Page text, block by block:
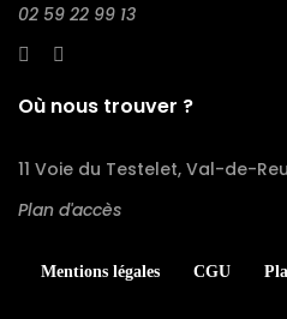
02 59 22 99 13
Où nous trouver ?
11 Voie du Testelet, Val-de-
Plan d'accès
Mentions légales CGU